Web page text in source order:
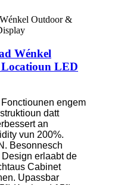
Wénkel
LED
engem
datt
an
vun 200%.
Besonnesch
erlaabt de
Cabinet
Upassbar